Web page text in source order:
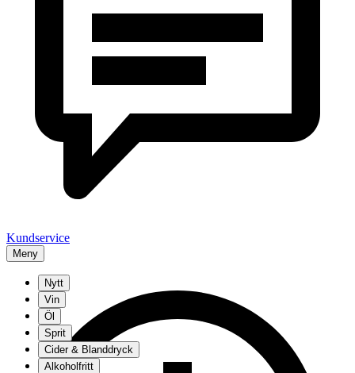
Kundservice
Meny
Nytt
Vin
Öl
Sprit
Cider & Blanddryck
Alkoholfritt